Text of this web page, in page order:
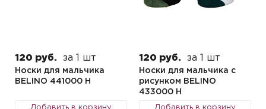
120 руб. за 1 шт
Носки для мальчика
BELINO 441000 H
Добавить в корзину
120 руб. за 1 шт
Носки для мальчика с
рисунком BELINO
433000 H
Добавить в корзину